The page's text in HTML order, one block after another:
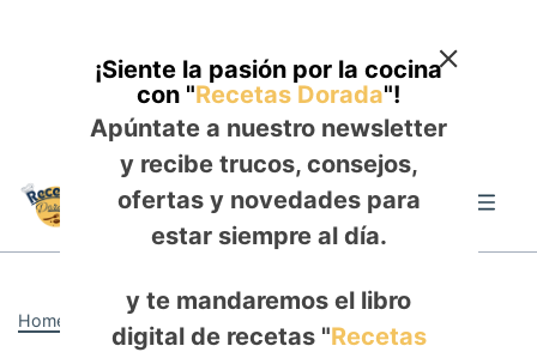
content
Home ALMUERZO
¡Siente la pasión por la cocina
con "Recetas Dorada"!
Apúntate a nuestro newsletter
y recibe trucos, consejos,
ofertas y novedades para
estar siempre al día.
y te mandaremos el libro
digital de recetas "Recetas